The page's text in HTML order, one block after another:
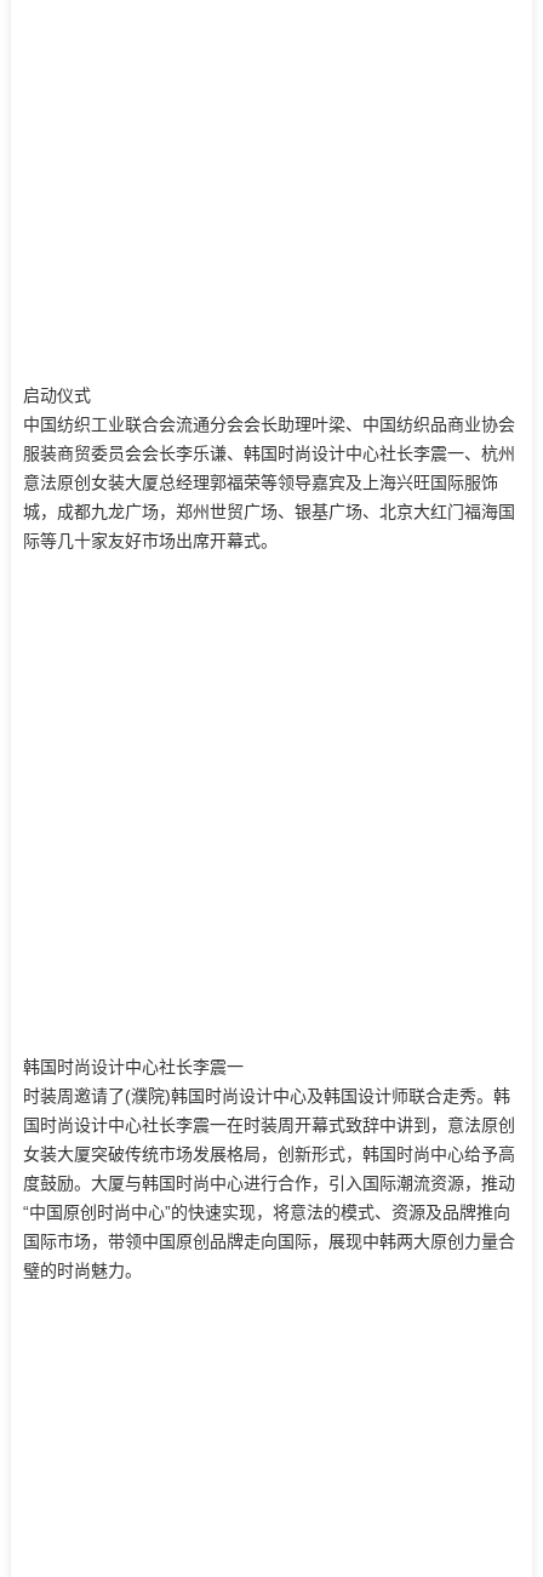
启动仪式
中国纺织工业联合会流通分会会长助理叶梁、中国纺织品商业协会
服装商贸委员会会长李乐谦、韩国时尚设计中心社长李震一、杭州
意法原创女装大厦总经理郭福荣等领导嘉宾及上海兴旺国际服饰
城，成都九龙广场，郑州世贸广场、银基广场、北京大红门福海国
际等几十家友好市场出席开幕式。
韩国时尚设计中心社长李震一
时装周邀请了(濮院)韩国时尚设计中心及韩国设计师联合走秀。韩
国时尚设计中心社长李震一在时装周开幕式致辞中讲到，意法原创
女装大厦突破传统市场发展格局，创新形式，韩国时尚中心给予高
度鼓励。大厦与韩国时尚中心进行合作，引入国际潮流资源，推动
“中国原创时尚中心”的快速实现，将意法的模式、资源及品牌推向
国际市场，带领中国原创品牌走向国际，展现中韩两大原创力量合
璧的时尚魅力。